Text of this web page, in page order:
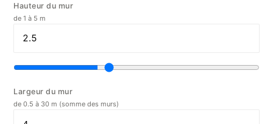
Hauteur du mur
de 1 à 5 m
Largeur du mur
de 0.5 à 30 m (somme des murs)